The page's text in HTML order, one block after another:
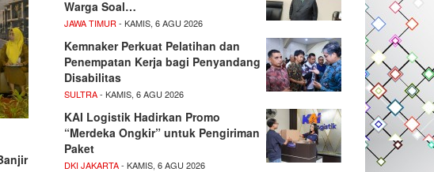
Warga Soal…
JAWA TIMUR - KAMIS, 6 AGU 2026
Kemnaker Perkuat Pelatihan dan
Penempatan Kerja bagi Penyandang
Disabilitas
SULTRA- KAMIS, 6 AGU 2026
KAI Logistik Hadirkan Promo
“Merdeka Ongkir” untuk Pengiriman
Paket
DKI JAKARTA- KAMIS, 6 AGU 2026